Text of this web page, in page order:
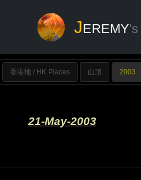
JEREMY's
香港地 / HK Places 山頂 2003
21-May-2003